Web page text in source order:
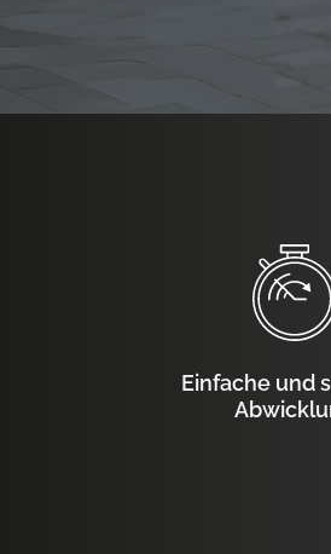
Einfache und